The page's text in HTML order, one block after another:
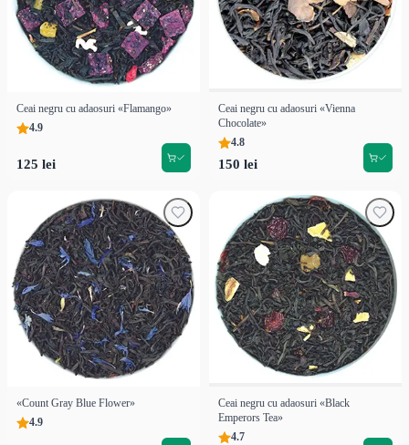
Ceai negru cu adaosuri «Flamango»
4.9
125 lei
Ceai negru cu adaosuri «Vienna
Chocolate»
4.8
150 lei
«Count Gray Blue Flower»
4.9
Ceai negru cu adaosuri «Black
Emperors Tea»
4.7